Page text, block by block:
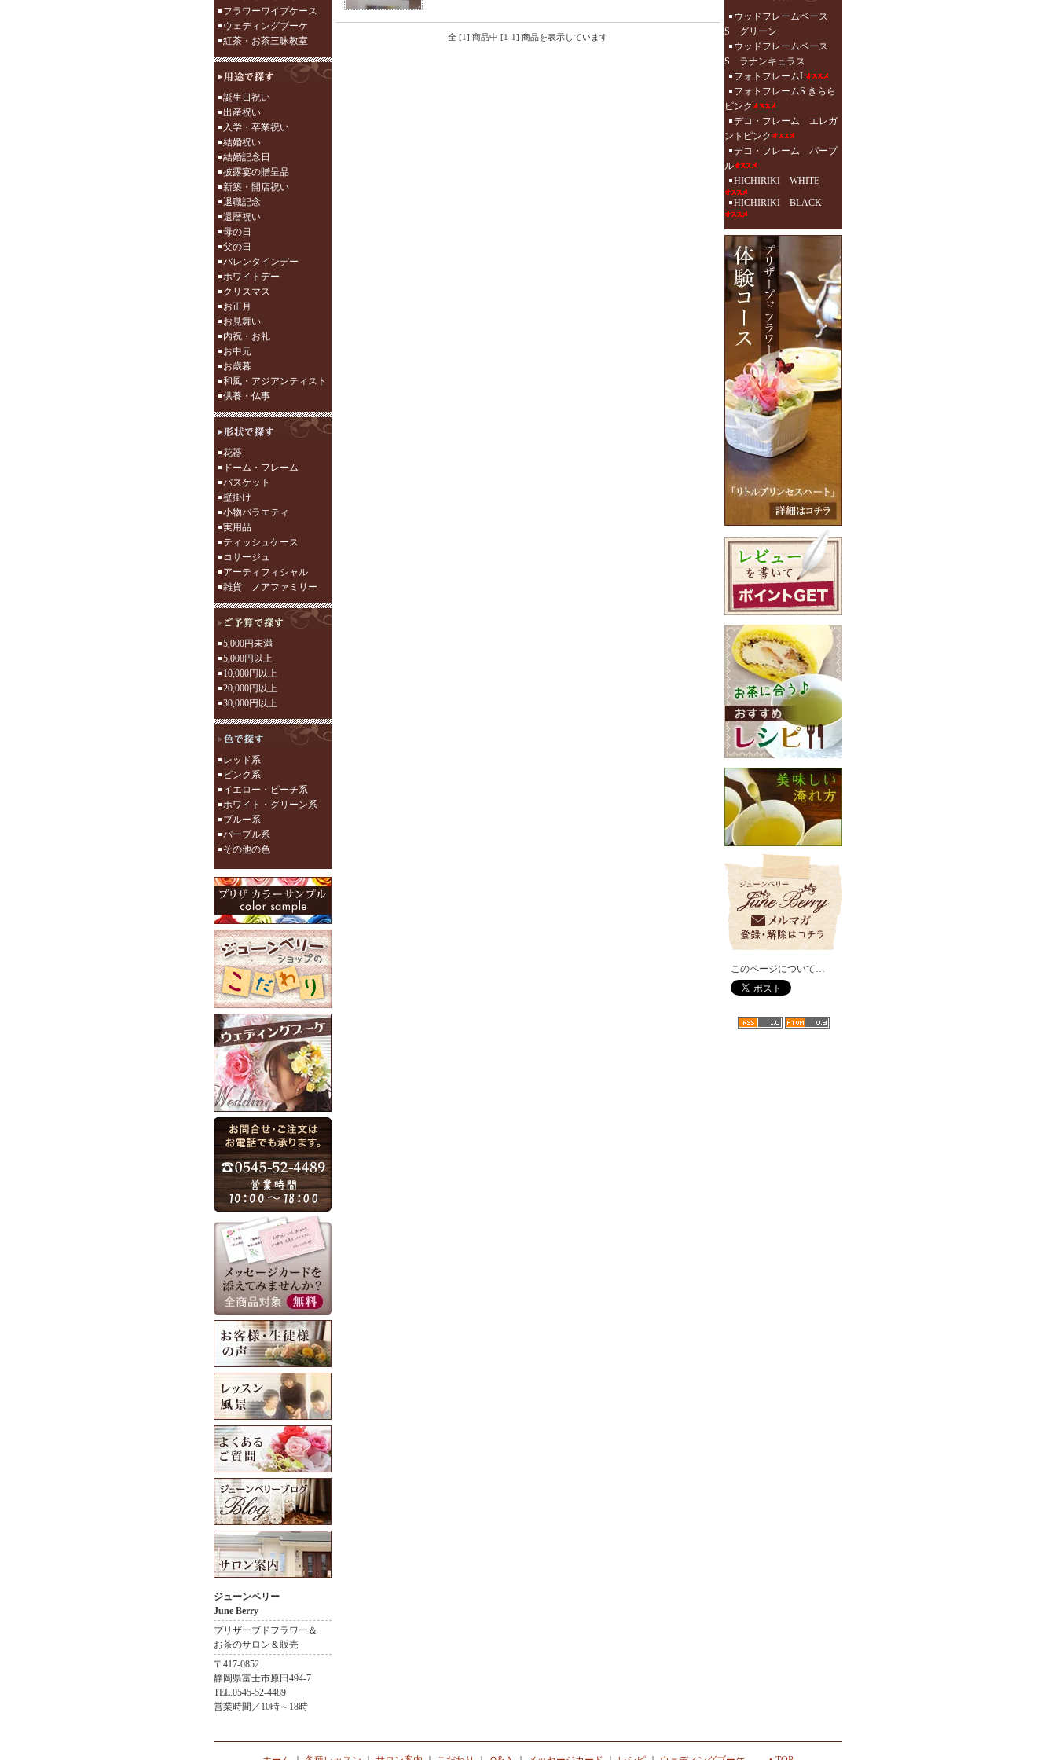
フラワーワイプケース
ウェディングブーケ
紅茶・お茶三昧教室
誕生日祝い
出産祝い
入学・卒業祝い
結婚祝い
結婚記念日
披露宴の贈呈品
新築・開店祝い
退職記念
還暦祝い
母の日
父の日
バレンタインデー
ホワイトデー
クリスマス
お正月
お見舞い
内祝・お礼
お中元
お歳暮
和風・アジアンティスト
供養・仏事
花器
ドーム・フレーム
バスケット
壁掛け
小物バラエティ
実用品
ティッシュケース
コサージュ
アーティフィシャル
雑貨 ノアファミリー
5,000円未満
5,000円以上
10,000円以上
20,000円以上
30,000円以上
レッド系
ピンク系
イエロー・ピーチ系
ホワイト・グリーン系
ブルー系
パープル系
その他の色
ジューンベリー
June Berry
プリザーブドフラワー＆
お茶のサロン＆販売
〒417-0852
静岡県富士市原田494-7
TEL.0545-52-4489
営業時間／10時～18時
全 [1] 商品中 [1-1] 商品を表示しています
ウッドフレームベース
S グリーン
ウッドフレームベース
S ラナンキュラス
フォトフレームL
フォトフレームS きらら
ピンク
デコ・フレーム エレガ
ントピンク
デコ・フレーム パープ
ル
HICHIRIKI WHITE
HICHIRIKI BLACK
このページについて…